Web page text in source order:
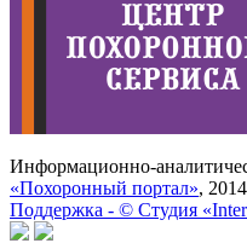
Информационно-
«Похоронный портал»,
Поддержка - © Cтудия